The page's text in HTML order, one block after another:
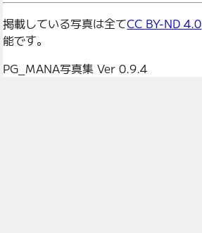
掲載している写真は全てCC BY-ND 4.0
能です。
PG_MANA写真集 Ver 0.9.4